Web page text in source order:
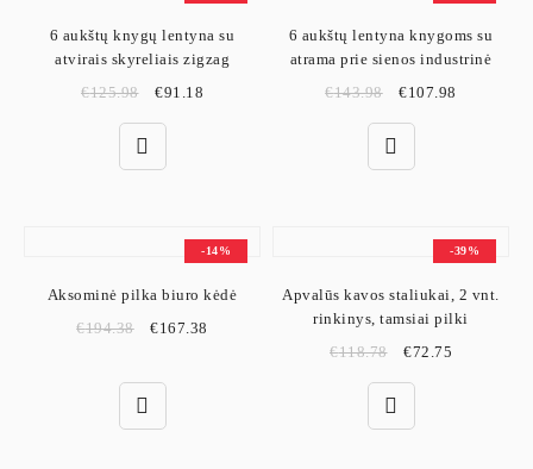
6 aukštų knygų lentyna su
atvirais skyreliais zigzag
€125.98 €91.18
6 aukštų lentyna knygoms su
atrama prie sienos industrinė
€143.98 €107.98
-14%
Aksominė pilka biuro kėdė
€194.38 €167.38
-39%
Apvalūs kavos staliukai, 2 vnt.
rinkinys, tamsiai pilki
€118.78 €72.75